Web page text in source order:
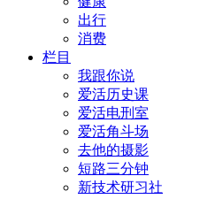
出行
消费
栏目
我跟你说
爱活历史课
爱活电刑室
爱活角斗场
去他的摄影
短路三分钟
新技术研习社